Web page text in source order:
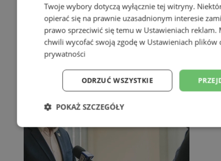
Twoje wybory dotyczą wyłącznie tej witryny.
opierać się na prawnie uzasadnionym interesie
prawo sprzeciwić się temu w Ustawieniach reklam.
chwili wycofać swoją zgodę w Ustawieniach plików
prywatności
ODRZUĆ WSZYSTKIE
POKAŻ SZCZEGÓŁY
Niezbędne Wydajność